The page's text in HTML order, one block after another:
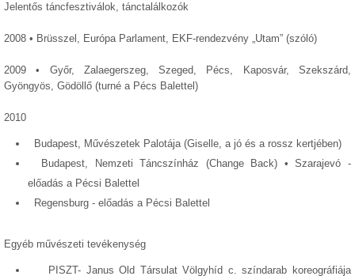
Jelentős táncfesztiválok, tánctalálkozók
2008 • Brüsszel, Európa Parlament, EKF-rendezvény „Utam” (szóló)
2009 • Győr, Zalaegerszeg, Szeged, Pécs, Kaposvár, Szekszárd,
Gyöngyös, Gödöllő (turné a Pécs Balettel)
2010
Budapest, Művészetek Palotája (Giselle, a jó és a rossz kertjében)
Budapest, Nemzeti Táncszínház (Change Back) • Szarajevó -
előadás a Pécsi Balettel
Regensburg - előadás a Pécsi Balettel
Egyéb művészeti tevékenység
PISZT- Janus Old Társulat Völgyhíd c. színdarab koreográfiája